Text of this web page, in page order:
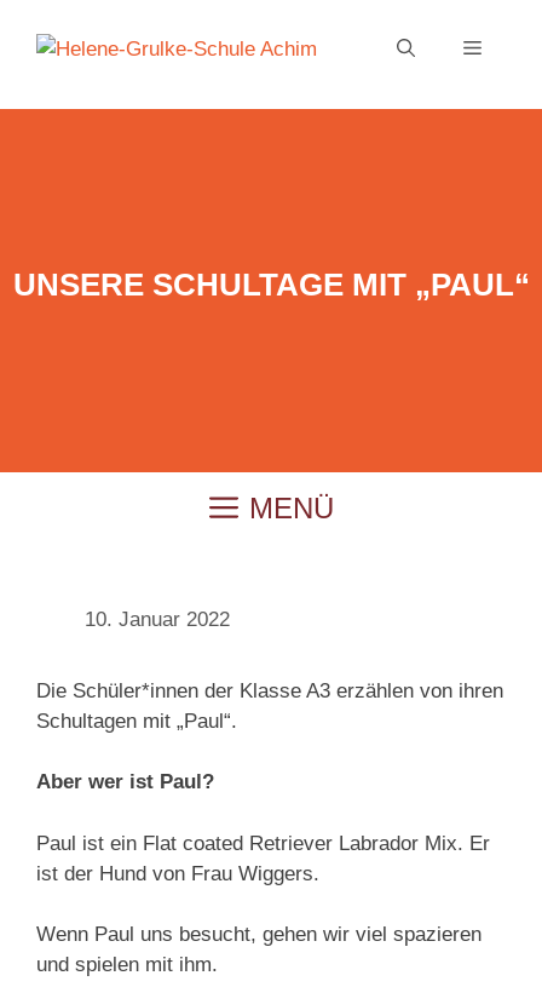
Inhalt
MENÜ
UNSERE SCHULTAGE MIT „PAUL“
MENÜ
10. Januar 2022
Die Schüler*innen der Klasse A3 erzählen von ihren
Schultagen mit „Paul“.
Aber wer ist Paul?
Paul ist ein Flat coated Retriever Labrador Mix. Er
ist der Hund von Frau Wiggers.
Wenn Paul uns besucht, gehen wir viel spazieren
und spielen mit ihm.